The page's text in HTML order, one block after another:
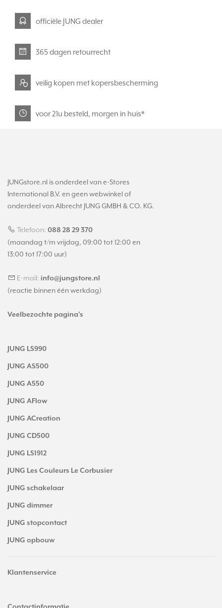
officiële JUNG dealer
365 dagen retourrecht
veilig kopen met kopersbescherming
voor 21u besteld, morgen in huis*
JUNGstore.nl is onderdeel van e-Stores
International B.V. en geen webwinkel of
onderdeel van Albrecht JUNG GMBH & CO. KG.
Telefoon: 088 28 29 370
(maandag t/m vrijdag, 09:00 tot 12:00 en
13:00 tot 17:00 uur)
E-mail: info@jungstore.nl
(reactie binnen één werkdag)
Veelbezochte pagina's
JUNG LS990
JUNG AS500
JUNG A550
JUNG AFlow
JUNG ACreation
JUNG CD500
JUNG LS1912
JUNG Les Couleurs Le Corbusier
JUNG schakelaar
JUNG dimmer
JUNG stopcontact
JUNG opbouw
Klantenservice